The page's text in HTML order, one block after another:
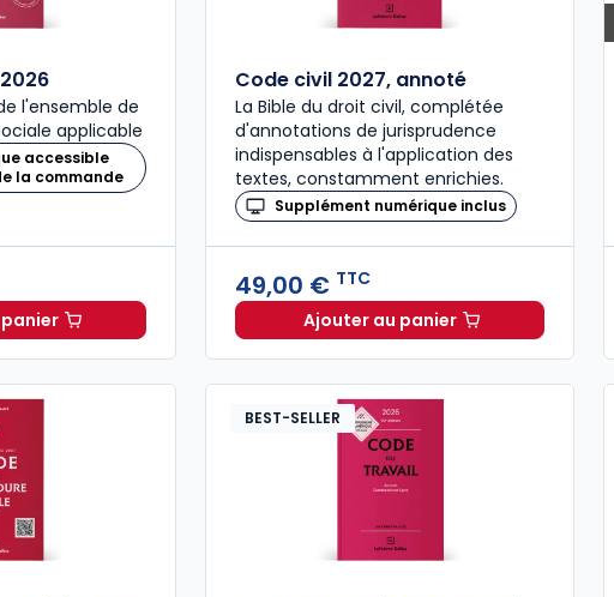
l'ensemble de
applicable
accessible
la commande
Social 2026 à 209,00 € TTC
Code civil 2027, annoté
La Bible du droit civil, complétée
d'annotations de jurisprudence
indispensables à l'application des
textes, constamment enrichies.
Supplément numérique inclus
49,00 € TTC
Ajouter au panierCode civil 2027, annoté
BEST-SELLER